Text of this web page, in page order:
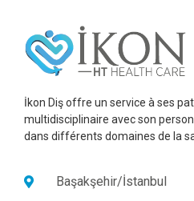
İkon Diş offre un service à ses
multidisciplinaire avec son
dans différents domaines de la
Başakşehir/İstanbul